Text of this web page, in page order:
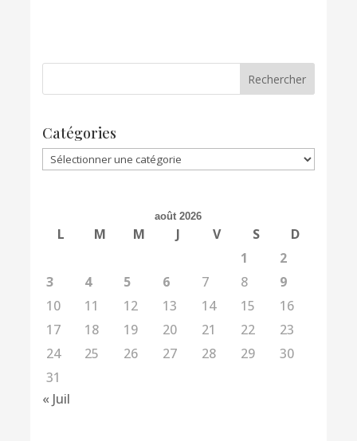
Catégories
Catégories
août 2026
L M M J V S
D
1
2
3
4 5 6 7 8
9
10
11 12 13 14 15
16
17
18 19 20 21 22
23
24
25 26 27 28 29
30
31
« Juil